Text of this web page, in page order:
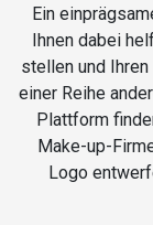
Ein
Ihnen dabei
stellen und
einer Reihe
Plattform
Make-up-
Logo